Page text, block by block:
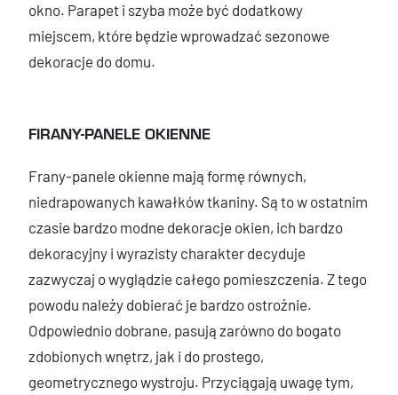
okno. Parapet i szyba może być dodatkowy
miejscem, które będzie wprowadzać sezonowe
dekoracje do domu.
FIRANY-PANELE OKIENNE
Frany-panele okienne mają formę równych,
niedrapowanych kawałków tkaniny. Są to w ostatnim
czasie bardzo modne dekoracje okien, ich bardzo
dekoracyjny i wyrazisty charakter decyduje
zazwyczaj o wyglądzie całego pomieszczenia. Z tego
powodu należy dobierać je bardzo ostrożnie.
Odpowiednio dobrane, pasują zarówno do bogato
zdobionych wnętrz, jak i do prostego,
geometrycznego wystroju. Przyciągają uwagę tym,